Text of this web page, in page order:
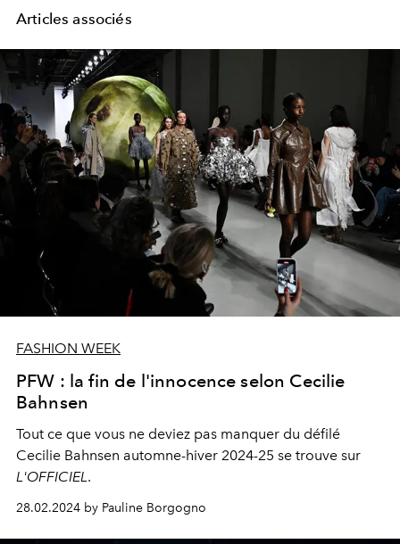
Articles associés
FASHION WEEK
PFW : la fin de l'innocence selon Cecilie
Bahnsen
Tout ce que vous ne deviez pas manquer du défilé
Cecilie Bahnsen automne-hiver 2024-25 se trouve sur
L'OFFICIEL .
28.02.2024 by Pauline Borgogno